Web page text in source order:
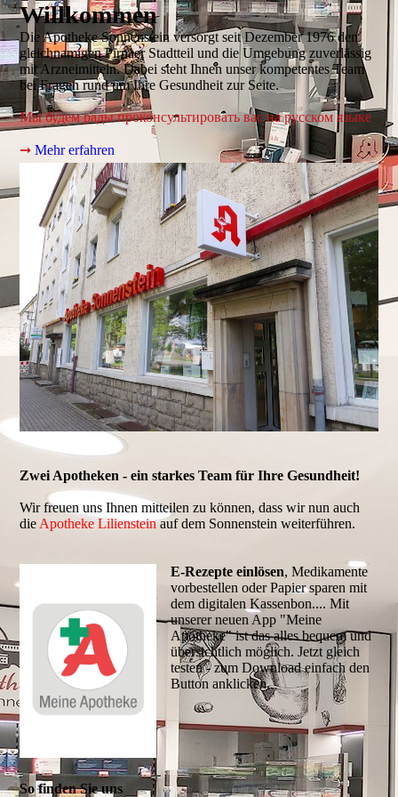
Willkommen
Die Apotheke Sonnenstein versorgt seit Dezember 1976 den
gleichnamigen Pirnaer Stadtteil und die Umgebung zuverlässig
mit Arzneimitteln. Dabei steht Ihnen unser kompetentes Team
bei Fragen rund um Ihre Gesundheit zur Seite.
Мы будем рады проконсультировать вас на русском языке
➞ Mehr erfahren
Zwei Apotheken - ein starkes Team für Ihre Gesundheit!
Wir freuen uns Ihnen mitteilen zu können, dass wir nun auch
die Apotheke Liliensteinauf dem Sonnenstein weiterführen.
E-Rezepte einlösen, Medikamente
vorbestellen oder Papier sparen mit
dem digitalen Kassenbon.... Mit
unserer neuen App "Meine
Apotheke" ist das alles bequem und
übersichtlich möglich. Jetzt gleich
testen - zum Download einfach den
Button anklicken.
So finden Sie uns